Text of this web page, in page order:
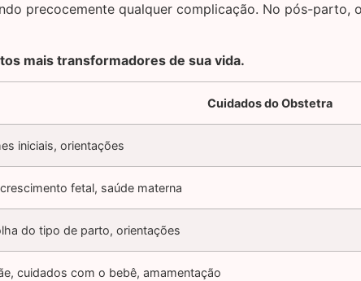
precocemente qualquer complicação. No pós-parto,
mais transformadores de sua vida.
Cuidados do Obstetra
iniciais, orientações
fetal, saúde materna
do tipo de parto, orientações
cuidados com o bebê, amamentação